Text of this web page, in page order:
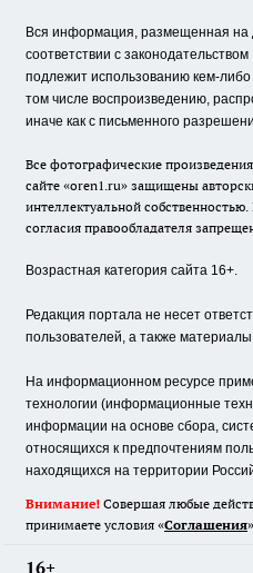
Вся информация, размещенная на
соответствии с
подлежит использованию кем-
том числе воспроизведению,
иначе как с письменного
Все фотографические
сайте «oren1.ru» защищены
интеллектуальной
согласия правообладателя
Возрастная категория сайта 16+.
Редакция портала не несет
пользователей, а также
На информационном ресурсе
технологии (информационные
информации на основе сбора,
относящихся к предпочтениям
находящихся на территории
Внимание! Совершая любые
принимаете условия «Cоглашения»
16+